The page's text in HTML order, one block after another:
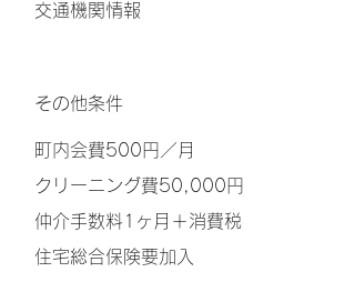
交通機関情報
その他条件
町内会費500円／月
クリーニング費50,000円
仲介手数料1ヶ月＋消費税
住宅総合保険要加入